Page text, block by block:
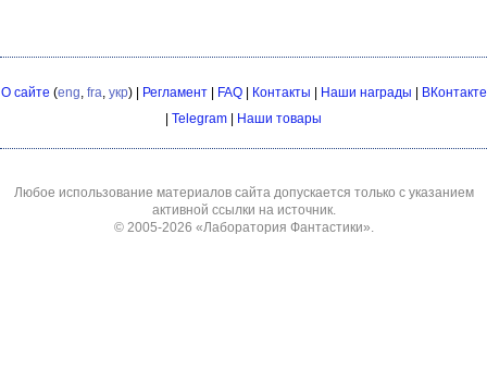
О сайте (eng fra укр) | Регламент| FAQ| Контакты | Наши награды | ВКонтакте
| Telegram | Наши товары
Любое использование материалов сайта допускается только с указанием
активной ссылки на источник.
© 2005-2026 «Лаборатория Фантастики»